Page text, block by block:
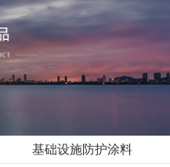
基础设施防护涂料